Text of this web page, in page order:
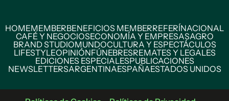
HOMEMEMBERBENEFICIOS MEMBERREFERÍNACIONAL
CAFÉ Y NEGOCIOSECONOMÍA Y EMPRESASAGRO
BRAND STUDIOMUNDOCULTURA Y ESPECTÁCULOS
LIFESTYLEOPINIÓNFÚNEBRESREMATES Y LEGALES
EDICIONES ESPECIALESPUBLICACIONES
NEWSLETTERSARGENTINAESPAÑAESTADOS UNIDOS